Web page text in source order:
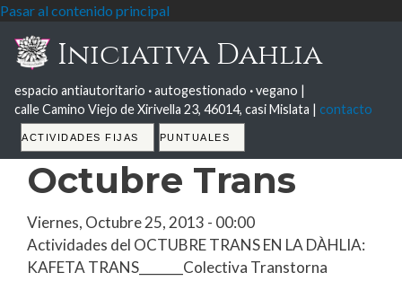
Pasar al contenido principal
Iniciativa Dahlia
espacio antiautoritario ·autogestionado ·vegano |
calle Camino Viejo de Xirivella 23, 46014, casi Mislata | contacto
Tabs
ACTIVIDADES FIJAS PUNTUALES
Octubre Trans
Viernes, Octubre 25, 2013 - 00:00
Actividades del OCTUBRE TRANS EN LA DÀHLIA:
KAFETA TRANS_______Colectiva Transtorna